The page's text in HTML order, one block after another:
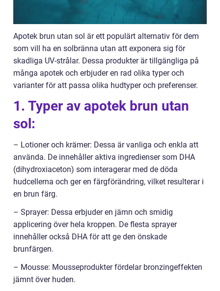
Apotek brun utan sol är ett populärt alternativ för dem
som vill ha en solbränna utan att exponera sig för
skadliga UV-strålar. Dessa produkter är tillgängliga på
många apotek och erbjuder en rad olika typer och
varianter för att passa olika hudtyper och preferenser.
1. Typer av apotek brun utan
sol:
– Lotioner och krämer: Dessa är vanliga och enkla att
använda. De innehåller aktiva ingredienser som DHA
(dihydroxiaceton) som interagerar med de döda
hudcellerna och ger en färgförändring, vilket resulterar i
en brun färg.
– Sprayer: Dessa erbjuder en jämn och smidig
applicering över hela kroppen. De flesta sprayer
innehåller också DHA för att ge den önskade
brunfärgen.
– Mousse: Mousseprodukter fördelar bronzingeffekten
jämnt över huden.